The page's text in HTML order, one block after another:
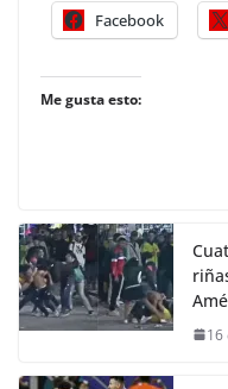
Facebook
Me gusta esto:
16